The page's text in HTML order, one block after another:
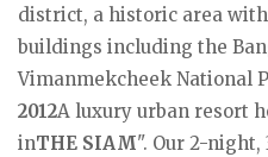
district, a historic area
buildings including the
Vimanmekcheek National
2012A luxury urban resort
inTHE SIAM". Our 2-